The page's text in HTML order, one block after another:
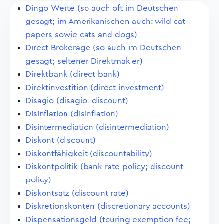
Dingo-Werte (so auch oft im Deutschen
gesagt; im Amerikanischen auch: wild cat
papers sowie cats and dogs)
Direct Brokerage (so auch im Deutschen
gesagt; seltener Direktmakler)
Direktbank (direct bank)
Direktinvestition (direct investment)
Disagio (disagio, discount)
Disinflation (disinflation)
Disintermediation (disintermediation)
Diskont (discount)
Diskontfähigkeit (discountability)
Diskontpolitik (bank rate policy; discount
policy)
Diskontsatz (discount rate)
Diskretionskonten (discretionary accounts)
Dispensationsgeld (touring exemption fee;